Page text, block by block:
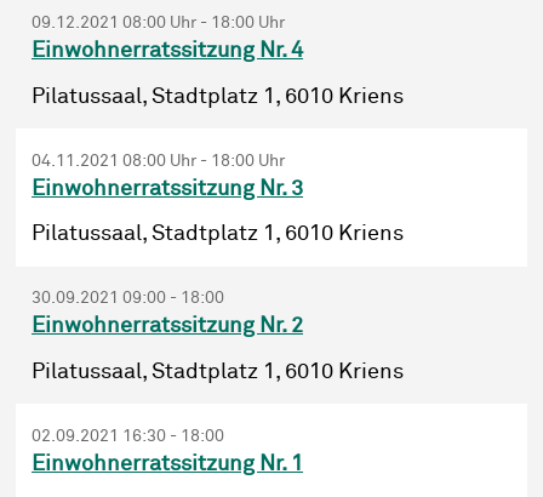
09.12.2021 08:00 Uhr - 18:00 Uhr
Einwohnerratssitzung Nr. 4
Pilatussaal, Stadtplatz 1, 6010 Kriens
04.11.2021 08:00 Uhr - 18:00 Uhr
Einwohnerratssitzung Nr. 3
Pilatussaal, Stadtplatz 1, 6010 Kriens
30.09.2021 09:00 - 18:00
Einwohnerratssitzung Nr. 2
Pilatussaal, Stadtplatz 1, 6010 Kriens
02.09.2021 16:30 - 18:00
Einwohnerratssitzung Nr. 1